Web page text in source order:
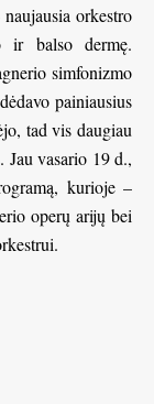
orkestro
ir balso dermę.
simfonizmo
painiausius
tad vis daugiau
Jau vasario 19 d.,
kurioje –
operų arijų bei